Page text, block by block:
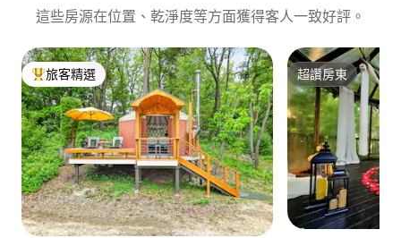
這些房源在位置、乾淨度等方面獲得客人一致好評。
旅客精選榜首
旅客精選 超讚房東
超讚房東